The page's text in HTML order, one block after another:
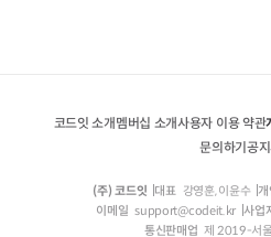
용해 주시기 바랍니다.
기간 59~62일로 총 3개월
의 경우,최초 유
간 121~122일로 총 6개월
7개월 구독의 경우,최초 유
코드잇 소개멤버십 소개사용자 이용 약관
문의하기공
(주) 코드잇 대표 강영훈, 이윤수
이메일 support@codeit.kr 사업
통신판매업 제 2019-서